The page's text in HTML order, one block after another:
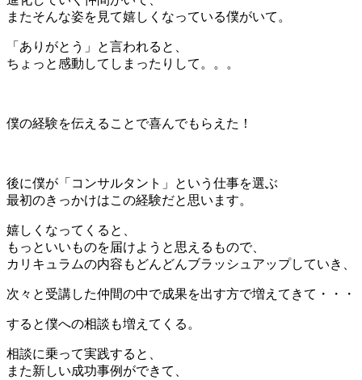
またそんな姿を見て嬉しくなっている僕がいて。
「ありがとう」と言われると、
ちょっと感動してしまったりして。。。
僕の経験を伝えることで喜んでもらえた！
後に僕が「コンサルタント」という仕事を選ぶ
最初のきっかけはこの経験だと思います。
嬉しくなってくると、
もっといいものを届けようと思えるもので、
カリキュラムの内容もどんどんブラッシュアップしていき、
次々と受講した仲間の中で成果を出す方で増えてきて・・・
すると僕への相談も増えてくる。
相談に乗って実践すると、
また新しい成功事例ができて、